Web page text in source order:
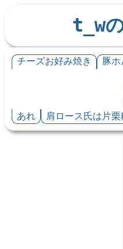
t_w
チーズお好み焼き 豚ホ
あれ
肩ロース氏は片